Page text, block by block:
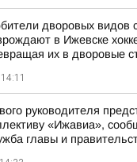
дворовых видов
в Ижевске
их в дворовые
14:11
руководителя
«Ижавиа»,
главы и